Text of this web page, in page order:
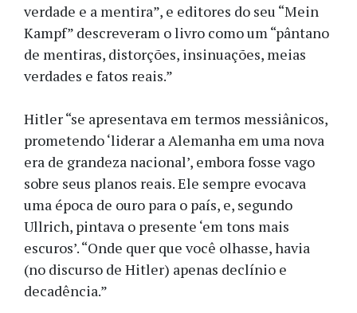
verdade e a mentira”, e editores do seu “Mein
Kampf” descreveram o livro como um “pântano
de mentiras, distorções, insinuações, meias
verdades e fatos reais.”
Hitler “se apresentava em termos messiânicos,
prometendo ‘liderar a Alemanha em uma nova
era de grandeza nacional’, embora fosse vago
sobre seus planos reais. Ele sempre evocava
uma época de ouro para o país, e, segundo
Ullrich, pintava o presente ‘em tons mais
escuros’. “Onde quer que você olhasse, havia
(no discurso de Hitler) apenas declínio e
decadência.”